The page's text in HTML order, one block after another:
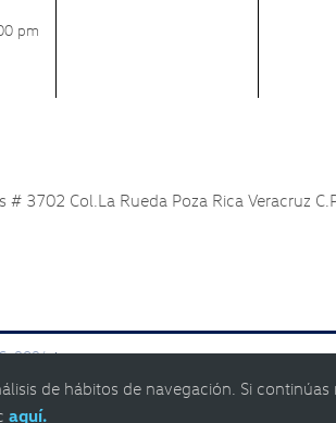
de hábitos de navegación. Si continúas
aquí.
pm
# 3702 Col.La Rueda Poza Rica Veracruz
2024 |